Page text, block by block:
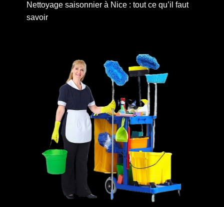
Nettoyage saisonnier à Nice : tout ce qu’il faut
savoir